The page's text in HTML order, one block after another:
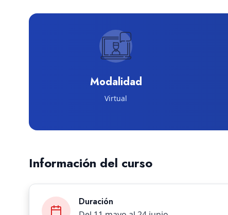
Modalidad
Virtual
Información del curso
Duración